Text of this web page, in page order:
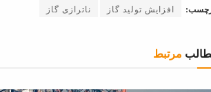
افزایش تولید گاز ناترازی گاز
مرتبط